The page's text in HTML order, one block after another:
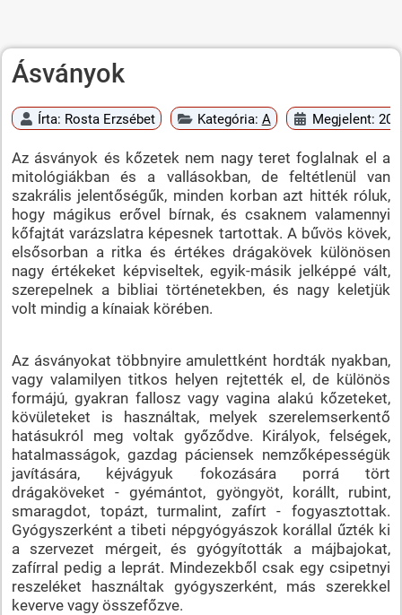
Ásványok
Írta: Rosta Erzsébet Kategória: A Megjelent:
Az ásványok és kőzetek nem nagy teret foglalnak el a
mitológiákban és a vallásokban, de feltétlenül van
szakrális jelentőségűk, minden korban azt hitték róluk,
hogy mágikus erővel bírnak, és csaknem valamennyi
kőfajtát varázslatra képesnek tartottak. A bűvös kövek,
elsősorban a ritka és értékes drágakövek különösen
nagy értékeket képviseltek, egyik-másik jelképpé vált,
szerepelnek a bibliai történetekben, és nagy keletjük
volt mindig a kínaiak körében.
Az ásványokat többnyire amulettként hordták nyakban,
vagy valamilyen titkos helyen rejtették el, de különös
formájú, gyakran fallosz vagy vagina alakú kőzeteket,
kövületeket is használtak, melyek szerelemserkentő
hatásukról meg voltak győződve. Királyok, felségek,
hatalmasságok, gazdag páciensek nemzőképességük
javítására, kéjvágyuk fokozására porrá tört
drágaköveket - gyémántot, gyöngyöt, korállt, rubint,
smaragdot, topázt, turmalint, zafírt - fogyasztottak.
Gyógyszerként a tibeti népgyógyászok korállal űzték ki
a szervezet mérgeit, és gyógyították a májbajokat,
zafírral pedig a leprát. Mindezekből csak egy csipetnyi
reszeléket használtak gyógyszerként, más szerekkel
keverve vagy összefőzve.